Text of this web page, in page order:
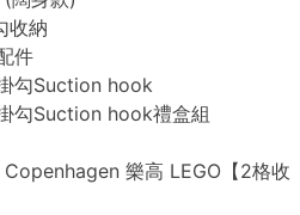
收納
件
勾Suction hook
勾Suction hook禮盒組
樂高 LEGO【2格收